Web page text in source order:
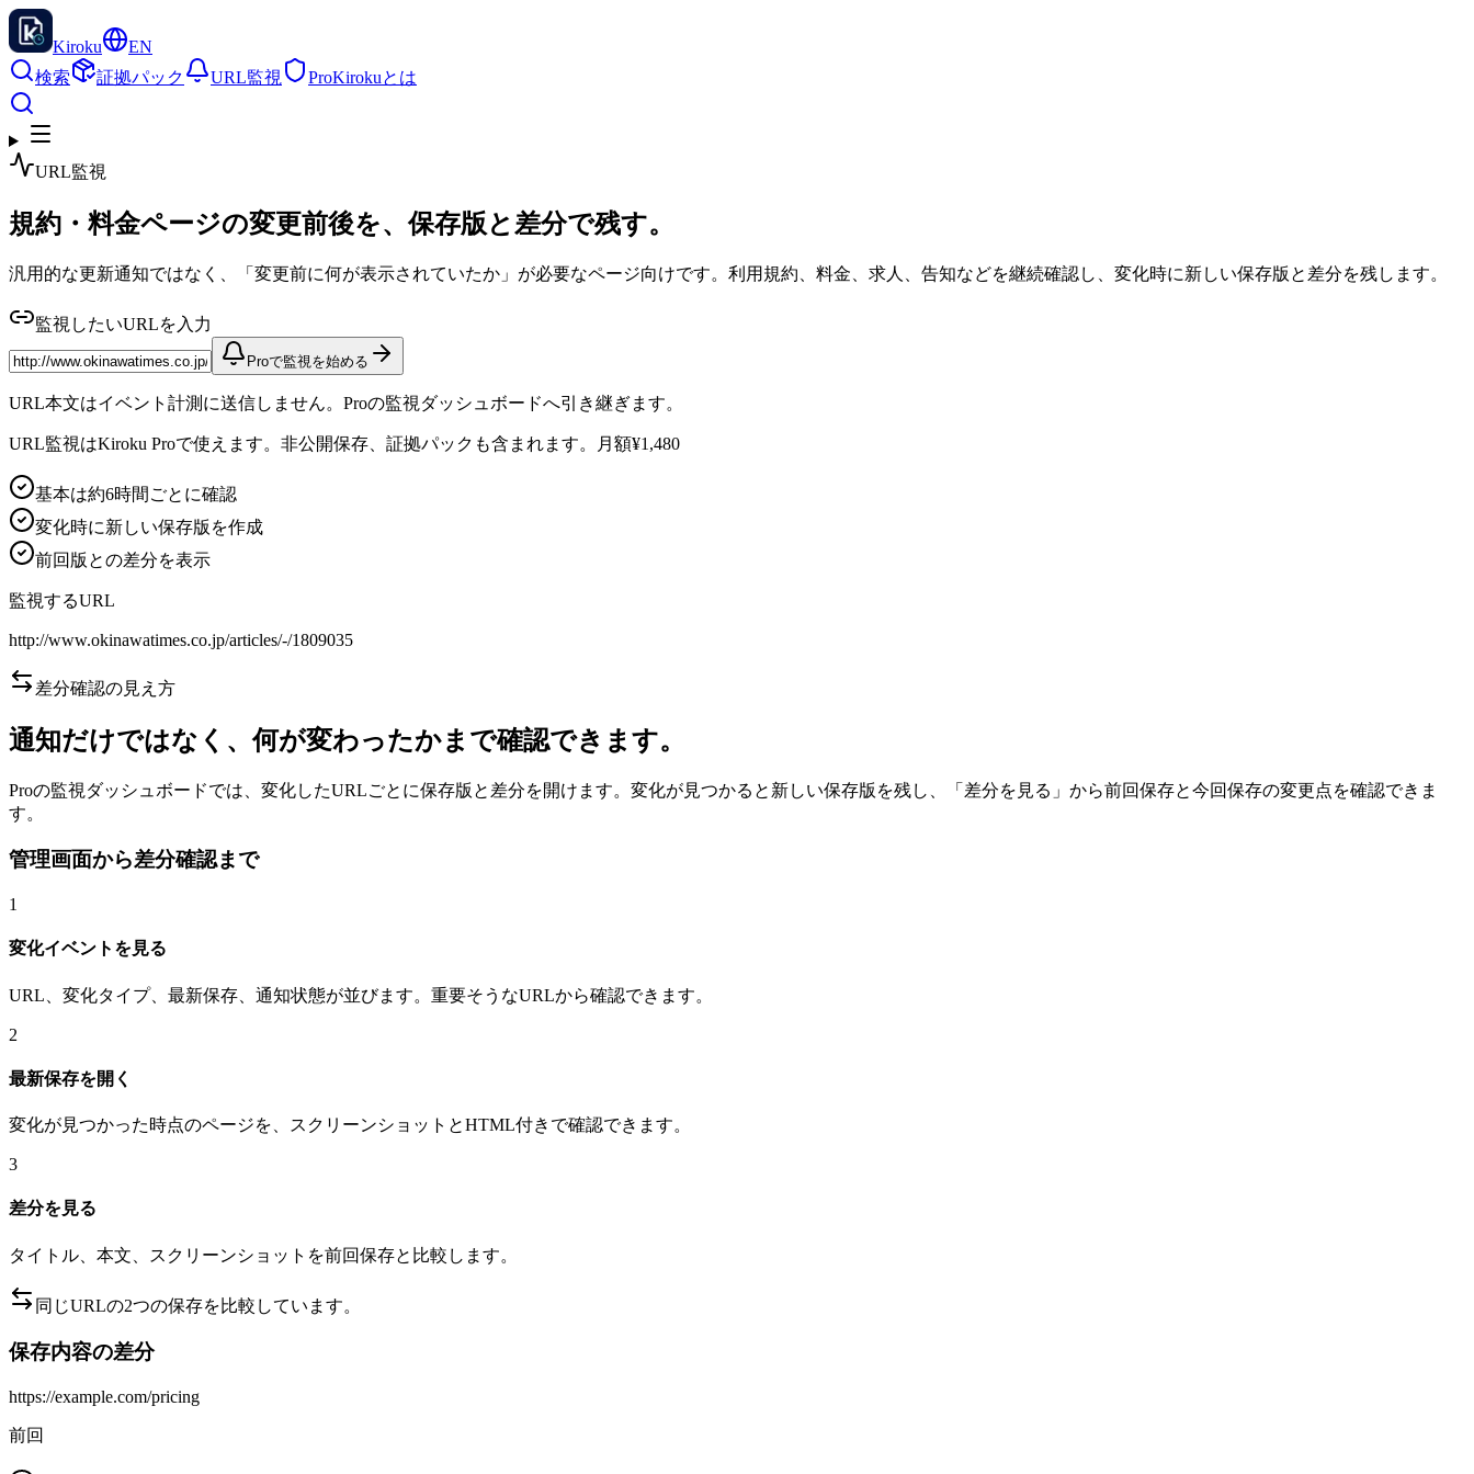
Kiroku
EN
検索
証拠パック URL監視 ProKirokuとは
URL監視
規約・料金ページの変更前後を、保存版と差分で残す。
汎用的な更新通知ではなく、「変更前に何が表示されていたか」が必要なページ向けです。利用規約、料金、求人、告知などを継続確認し、変化時に新しい保存版と差分を残します。
監視したいURLを入力
Proで監視を始める
URL本文はイベント計測に送信しません。Proの監視ダッシュボードへ引き継ぎます。
URL監視はKiroku Proで使えます。非公開保存、証拠パックも含まれます。月額¥1,480
基本は約6時間ごとに確認
変化時に新しい保存版を作成
前回版との差分を表示
監視するURL
http://www.okinawatimes.co.jp/articles/-/1809035
差分確認の見え方
通知だけではなく、何が変わったかまで確認できます。
Proの監視ダッシュボードでは、変化したURLごとに保存版と差分を開けます。変化が見つかると新しい保存版を残し、「差分を見る」から前回保存と今回保存の変更点を確認できま
す。
管理画面から差分確認まで
1
変化イベントを見る
URL、変化タイプ、最新保存、通知状態が並びます。重要そうなURLから確認できます。
2
最新保存を開く
変化が見つかった時点のページを、スクリーンショットとHTML付きで確認できます。
3
差分を見る
タイトル、本文、スクリーンショットを前回保存と比較します。
同じURLの2つの保存を比較しています。
保存内容の差分
https://example.com/pricing
前回